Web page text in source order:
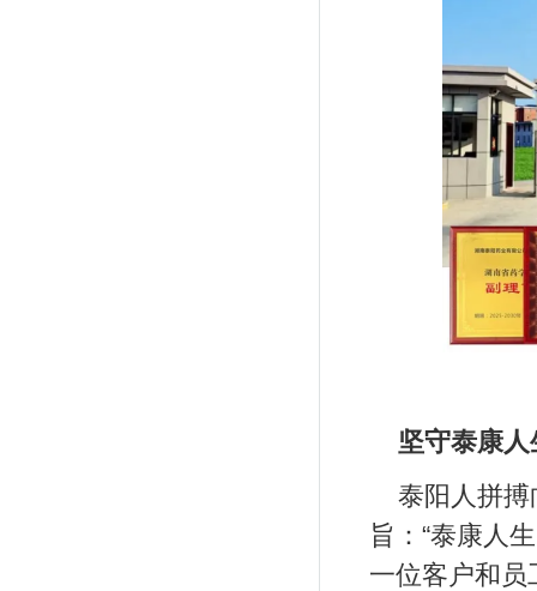
坚守泰康
泰阳人拼
旨：“泰康人
一位客户和